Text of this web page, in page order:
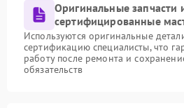
Оригинальные запчасти
сертифицированные
Используются оригинальные
сертификацию специалисты, что
работу после ремонта и
обязательств